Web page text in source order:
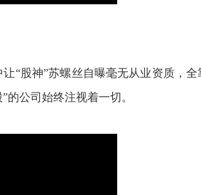
“股神”苏螺丝自曝毫无从业资质，全
公司始终注视着一切。